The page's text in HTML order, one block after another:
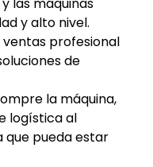
las máquinas
y alto nivel.
profesional
de
la máquina,
logística al
que pueda estar